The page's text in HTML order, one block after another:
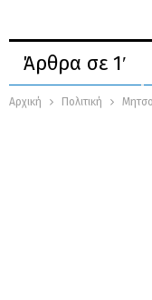
Άρθρα σε 1′
Αρχική Πολιτική